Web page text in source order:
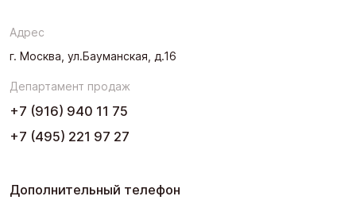
Урал
Адрес
г. Москва, ул.Бауманская, д.16
Департамент продаж
+7 (916) 940 11 75
+7 (495) 221 97 27
Дополнительный телефон